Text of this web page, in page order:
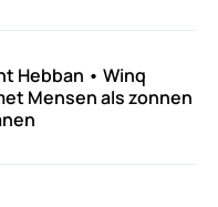
Hebban • Winq
Mensen als zonnen